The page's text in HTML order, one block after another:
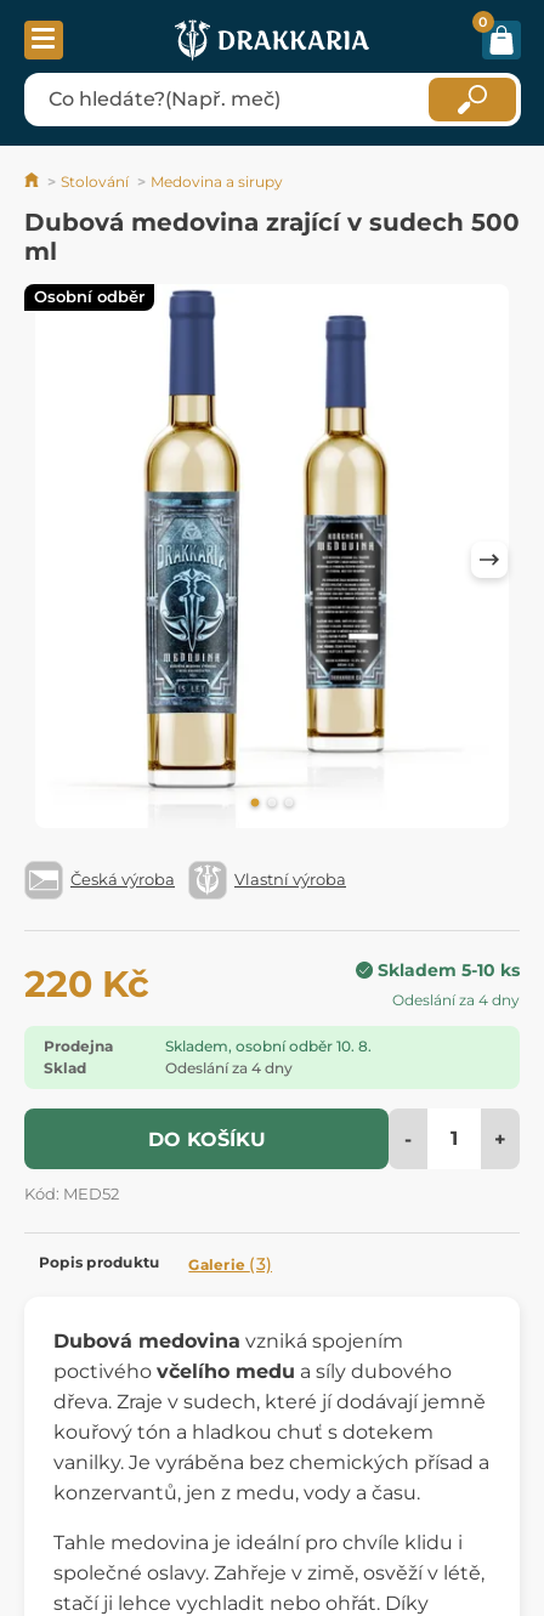
0
Stolování Medovina a sirupy
Dubová medovina zrající v sudech 500
ml
Česká výroba Vlastní výroba
220 Kč Skladem 5-10 ks
Odeslání za 4 dny
Prodejna
Skladem, osobní odběr 10. 8.
Sklad
Odeslání za 4 dny
DO KOŠÍKU - +
Kód: MED52
Osobní odběr
Popis produktu Galerie (3)
Dubová medovina vzniká spojením
poctivého včelího medu a síly dubového
dřeva. Zraje v sudech, které jí dodávají jemně
kouřový tón a hladkou chuť s dotekem
vanilky. Je vyráběna bez chemických přísad a
konzervantů, jen z medu, vody a času.
Tahle medovina je ideální pro chvíle klidu i
společné oslavy. Zahřeje v zimě, osvěží v létě,
stačí ji lehce vychladit nebo ohřát. Díky